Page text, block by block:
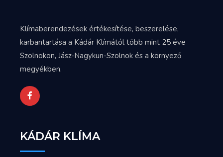
Klímaberendezések értékesítése, beszerelése,
karbantartása a Kádár Klímától több mint 25 éve
Szolnokon, Jász-Nagykun-Szolnok és a környező
megyékben.
KÁDÁR KLÍMA